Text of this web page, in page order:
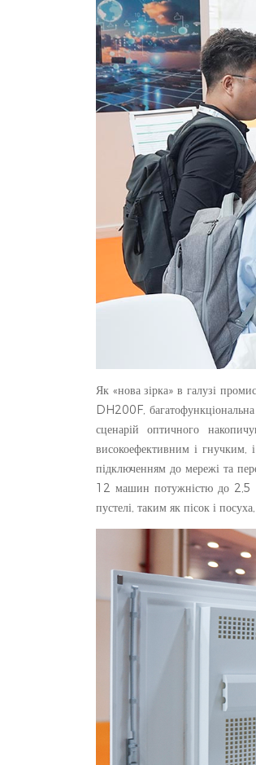
Як «нова зірка» в галузі
DH200F,
сценарій оптичного
високоефективним і
підключенням до мережі та
12 машин потужністю до 2,5
пустелі, таким як пісок і